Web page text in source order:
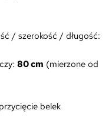
/ szerokość / długość:
80 cm (mierzone od
belek